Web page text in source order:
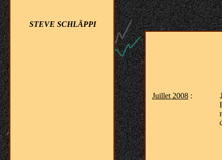
STEVE SCHLÄPPI
Juillet 2008 :